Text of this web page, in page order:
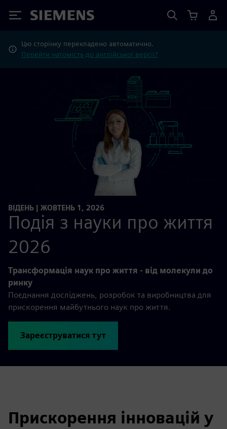
Siemens
Цю сторінку перекладено автоматично.
Перейти натомість до англійської версії?
ВІДЕНЬ | ЖОВТЕНЬ 1, 2026
Подія з науки про життя
2026
Трансформація наук про життя - від молекули до
ринку
Поєднання досліджень, розробок та виробництва для
прискорення майбутнього наук про життя.
Зареєструватися тут
Прискорення інновацій у